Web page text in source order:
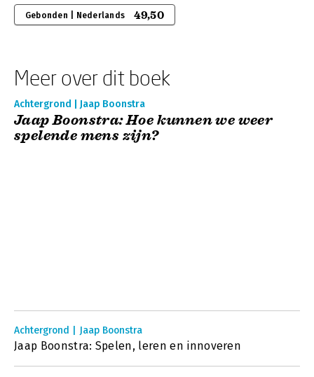
Gebonden | Nederlands 49,50
Meer over dit boek
Achtergrond | Jaap Boonstra
Jaap Boonstra: Hoe kunnen we weer
spelende mens zijn?
Achtergrond | Jaap Boonstra
Jaap Boonstra: Spelen, leren en innoveren